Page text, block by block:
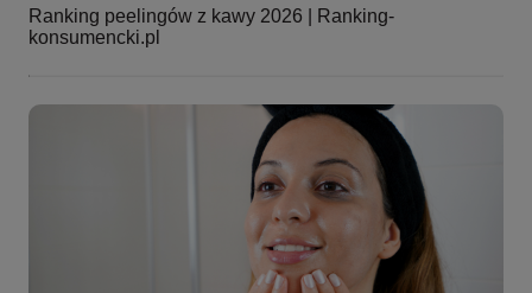
Ranking peelingów z kawy 2026 | Ranking-
konsumencki.pl